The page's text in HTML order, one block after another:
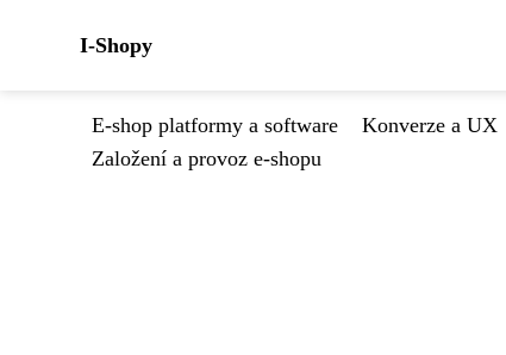
I-Shopy
E-shop platformy a software Konverze a UX
Založení a provoz e-shopu